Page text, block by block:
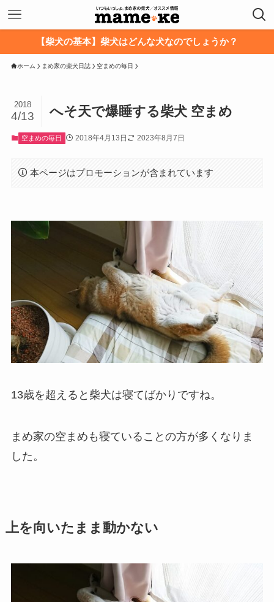
【柴犬の基本】柴犬はどんな犬なのでしょうか？
ホーム まめ家の柴犬日誌 空まめの毎日
へそ天で爆睡する柴犬 空まめ
2018
4/13
空まめの毎日 2018年4月13日 2023年8月7日
本ページはプロモーションが含まれています
13歳を超えると柴犬は寝てばかりですね。
まめ家の空まめも寝ていることの方が多くなりま
した。
上を向いたまま動かない